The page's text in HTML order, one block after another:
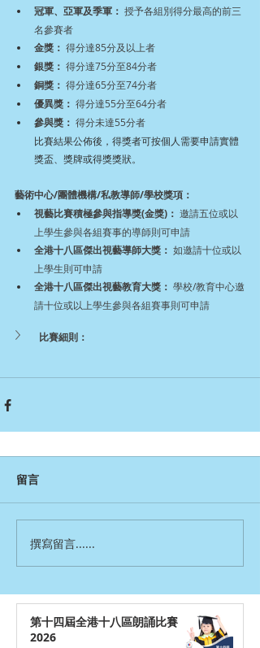
冠軍、亞軍及季軍： 授予各組別得分最高的前三
名參賽者
金獎： 得分達85分及以上者
銀獎： 得分達75分至84分者
銅獎： 得分達65分至74分者
優異獎： 得分達55分至64分者
參與獎： 得分未達55分者
比賽結果公佈後，得獎者可按個人需要申請實體
獎盃、獎牌或得獎獎狀。
藝術中心/團體機構/私教導師/學校獎項：
視藝比賽積極參與指導獎(金獎)： 邀請五位或以
上學生參與各組賽事的導師則可申請
全港十八區傑出視藝導師大獎： 如邀請十位或以
上學生則可申請
全港十八區傑出視藝教育大獎： 學校/教育中心邀
請十位或以上學生參與各組賽事則可申請
比賽細則：
留言
撰寫留言......
第十四屆全港十八區朗誦比賽
2026